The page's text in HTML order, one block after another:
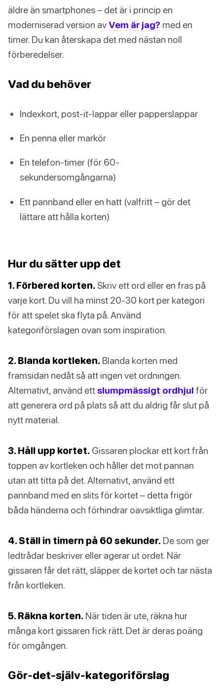
äldre än smartphones – det är i princip en
moderniserad version av Vem är jag? med en
timer. Du kan återskapa det med nästan noll
förberedelser.
Vad du behöver
Indexkort, post-it-lappar eller papperslappar
En penna eller markör
En telefon-timer (för 60-
sekundersomgångarna)
Ett pannband eller en hatt (valfritt – gör det
lättare att hålla korten)
Hur du sätter upp det
1. Förbered korten. Skriv ett ord eller en fras på
varje kort. Du vill ha minst 20-30 kort per kategori
för att spelet ska flyta på. Använd
kategoriförslagen ovan som inspiration.
2. Blanda kortleken. Blanda korten med
framsidan nedåt så att ingen vet ordningen.
Alternativt, använd ett slumpmässigt ordhjul för
att generera ord på plats så att du aldrig får slut på
nytt material.
3. Håll upp kortet. Gissaren plockar ett kort från
toppen av kortleken och håller det mot pannan
utan att titta på det. Alternativt, använd ett
pannband med en slits för kortet – detta frigör
båda händerna och förhindrar oavsiktliga glimtar.
4. Ställ in timern på 60 sekunder. De som ger
ledtrådar beskriver eller agerar ut ordet. När
gissaren får det rätt, släpper de kortet och tar nästa
från kortleken.
5. Räkna korten. När tiden är ute, räkna hur
många kort gissaren fick rätt. Det är deras poäng
för omgången.
Gör-det-själv-kategoriförslag